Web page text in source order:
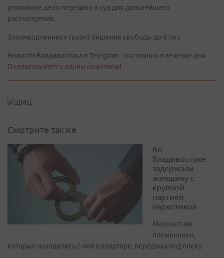
уголовное дело передано в суд для дальнейшего
рассмотрения.
Злоумышленнику грозит лишение свободы до 6 лет.
Новости Владивостока в Telegram - постоянно в течение дня.
Подписывайтесь одним нажатием!
Смотрите также
Во
Владивостоке
задержали
женщину с
крупной
партией
наркотиков
Малолетние
племянники,
которые находились с ней в квартире, переданы под опеку